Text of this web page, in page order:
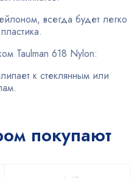
всегда будет легко
Taulman 618 Nylon:
к стеклянным или
покупают